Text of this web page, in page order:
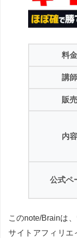
料金
講師
販売
内容
公式ペ
このnote/Brainは
サイトアフィリエ